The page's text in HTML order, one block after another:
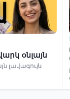
օնլայն
լավագույն